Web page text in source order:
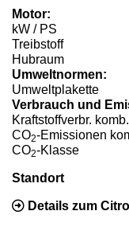
Motor:
kW / PS
Treibstoff
Hubraum
Umweltnormen:
Umweltplakette
Verbrauch und
Kraftstoffverbr. komb.
CO2-Emissionen
CO2-Klasse
Standort
Details zum